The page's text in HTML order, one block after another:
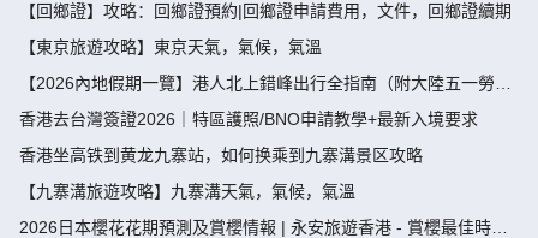
【回鄉證】攻略：回鄉證預約|回鄉證申請費用，文件，回鄉證續期
【東京旅遊攻略】東京天氣，氣候，氣溫
【2026內地假期一覽】港人北上錯峰出行全指南（附大陸五一勞動
節，端午節假期攻略）
香港去台灣簽證2026｜特區護照/BNO申請教學+最新入境要求
香港坐高铁到黄龙九寨站，如何换乘到九寨溝景区攻略
【九寨溝旅遊攻略】九寨溝天氣，氣候，氣溫
2026日本櫻花花期預測及賞櫻情報 | 永安旅遊香港 - 賞櫻最佳時